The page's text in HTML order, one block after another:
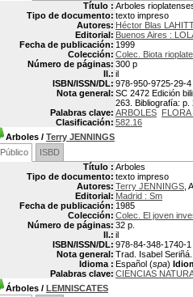
Título : Arboles
Tipo de documento: texto impreso
Autores: Héctor Blas
Editorial: Buenos Aires :
Fecha de publicación: 1999
Colección: Colec. Biota
Número de páginas: 300 p
Il.: il
ISBN/ISSN/DL: 978-950-9725-29-4
Nota general: SC 2472 Edición
263. Bibliografía: p.
Palabras clave: ARBOLES
Clasificación: 582.16
Arboles / Terry JENNINGS
Público
ISBD
Título : Arboles
Tipo de documento: texto impreso
Autores: Terry JENNINGS ,
Editorial: Madrid : Sm
Fecha de publicación: 1985
Colección: Colec. El joven
Número de páginas: 32 p.
Il.: il
ISBN/ISSN/DL: 978-84-348-1740-1
Nota general: Trad. Isabel
Idioma : Español (spa)
Palabras clave: CIENCIAS
Árboles / LEMNISCATES